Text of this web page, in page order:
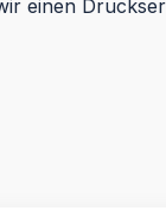
einen